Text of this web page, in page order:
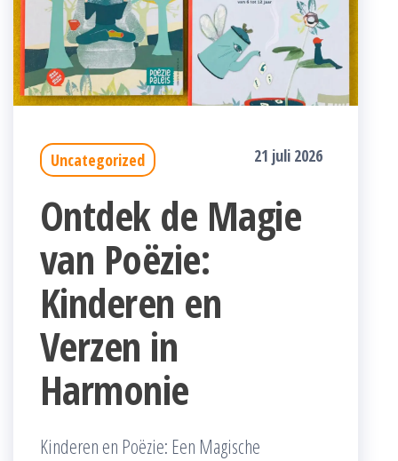
Uncategorized 21 juli 2026
Ontdek de Magie
van Poëzie:
Kinderen en
Verzen in
Harmonie
Kinderen en Poëzie: Een Magische